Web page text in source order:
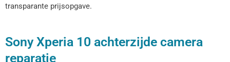
transparante prijsopgave.
Sony Xperia 10 achterzijde camera
reparatie